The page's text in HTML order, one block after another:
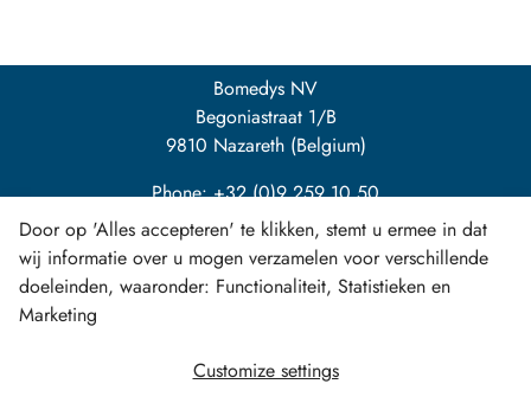
Bomedys NV
Begoniastraat 1/B
9810 Nazareth (Belgium)
Phone: +32 (0)9 259 10 50
info@bomedys.be
Door op 'Alles accepteren' te klikken, stemt u ermee in dat
wij informatie over u mogen verzamelen voor verschillende
doeleinden, waaronder: Functionaliteit, Statistieken en
Marketing
Customize settings